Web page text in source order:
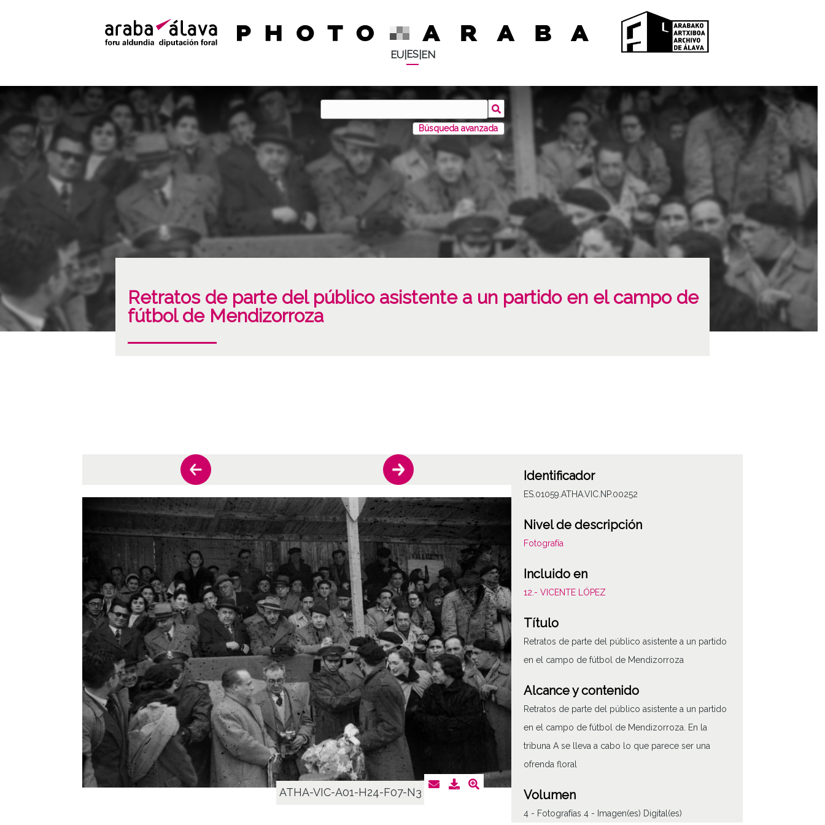
EU| ES| EN
Búsqueda avanzada
Retratos de parte del público asistente a un partido en el campo de
fútbol de Mendizorroza
ATHA-VIC-A01-H24-F07-N3
Identificador
ES.01059.ATHA.VIC.NP.00252
Nivel de descripción
Fotografía
Incluido en
12.- VICENTE LÓPEZ
Título
Retratos de parte del público asistente a un partido
en el campo de fútbol de Mendizorroza
Alcance y contenido
Retratos de parte del público asistente a un partido
en el campo de fútbol de Mendizorroza. En la
tribuna A se lleva a cabo lo que parece ser una
ofrenda floral
Volumen
4 - Fotografías 4 - Imagen(es) Digital(es)